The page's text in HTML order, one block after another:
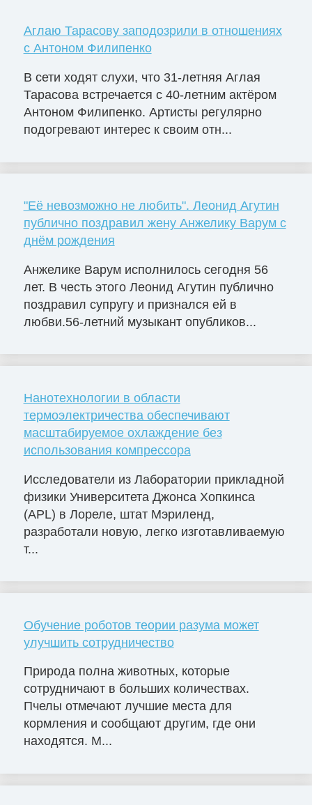
Аглаю Тарасову заподозрили в отношениях
с Антоном Филипенко
В сети ходят слухи, что 31-летняя Аглая
Тарасова встречается с 40-летним актёром
Антоном Филипенко. Артисты регулярно
подогревают интерес к своим отн...
"Её невозможно не любить". Леонид Агутин
публично поздравил жену Анжелику Варум с
днём рождения
Анжелике Варум исполнилось сегодня 56
лет. В честь этого Леонид Агутин публично
поздравил супругу и признался ей в
любви.56-летний музыкант опубликов...
Нанотехнологии в области
термоэлектричества обеспечивают
масштабируемое охлаждение без
использования компрессора
Исследователи из Лаборатории прикладной
физики Университета Джонса Хопкинса
(APL) в Лореле, штат Мэриленд,
разработали новую, легко изготавливаемую
т...
Обучение роботов теории разума может
улучшить сотрудничество
Природа полна животных, которые
сотрудничают в больших количествах.
Пчелы отмечают лучшие места для
кормления и сообщают другим, где они
находятся. М...